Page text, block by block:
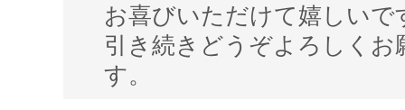
お喜びいただけて嬉しいで
引き続きどうぞよろしくお
す。